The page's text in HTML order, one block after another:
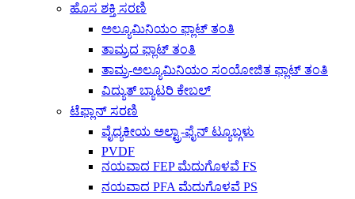
ಹೊಸ ಶಕ್ತಿ ಸರಣಿ
ಅಲ್ಯೂಮಿನಿಯಂ ಫ್ಲಾಟ್ ತಂತಿ
ತಾಮ್ರದ ಫ್ಲಾಟ್ ತಂತಿ
ತಾಮ್ರ-ಅಲ್ಯೂಮಿನಿಯಂ ಸಂಯೋಜಿತ ಫ್ಲಾಟ್ ತಂತಿ
ವಿದ್ಯುತ್ ಬ್ಯಾಟರಿ ಕೇಬಲ್
ಟೆಫ್ಲಾನ್ ಸರಣಿ
ವೈದ್ಯಕೀಯ ಅಲ್ಟ್ರಾ-ಫೈನ್ ಟ್ಯೂಬ್ಗಳು
PVDF
ನಯವಾದ FEP ಮೆದುಗೊಳವೆ FS
ನಯವಾದ PFA ಮೆದುಗೊಳವೆ PS